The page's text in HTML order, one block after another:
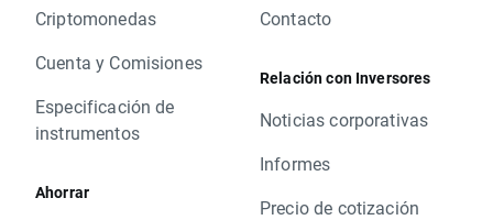
Criptomonedas
Cuenta y Comisiones
Especificación de
instrumentos
Ahorrar
Contacto
Relación con Inversores
Noticias corporativas
Informes
Precio de cotización